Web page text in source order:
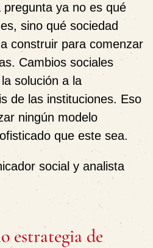
ya no es qué
sino qué sociedad
construir para comenzar
Cambios sociales
solución a la
de las instituciones. Eso
ningún modelo
que este sea.
social y analista
estrategia de